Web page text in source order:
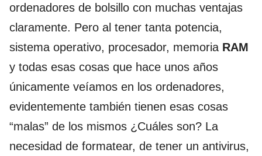
ordenadores de bolsillo con muchas ventajas
claramente. Pero al tener tanta potencia,
sistema operativo, procesador, memoria RAM
y todas esas cosas que hace unos años
únicamente veíamos en los ordenadores,
evidentemente también tienen esas cosas
“malas” de los mismos ¿Cuáles son? La
necesidad de formatear, de tener un antivirus,